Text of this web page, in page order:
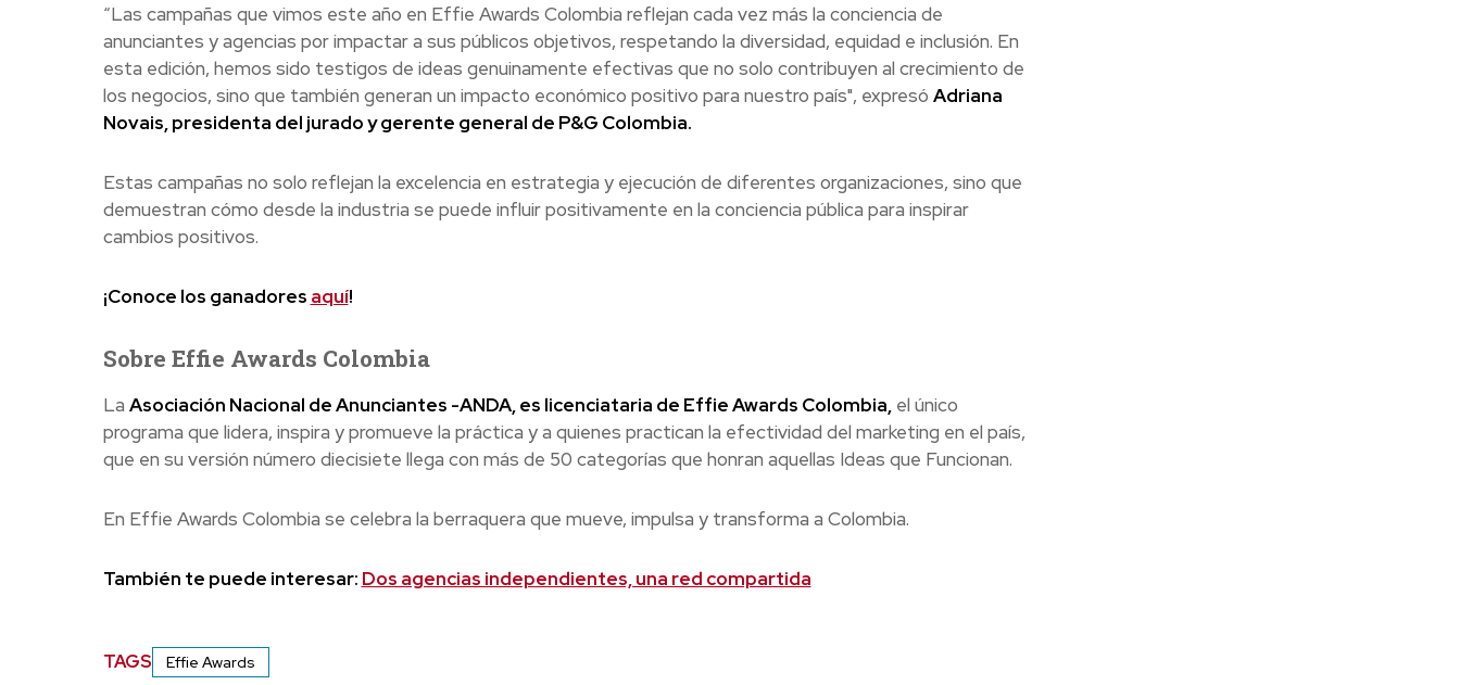
“Las campañas que vimos este año en Effie Awards Colombia reflejan cada vez más la conciencia de
anunciantes y agencias por impactar a sus públicos objetivos, respetando la diversidad, equidad e inclusión. En
esta edición, hemos sido testigos de ideas genuinamente efectivas que no solo contribuyen al crecimiento de
los negocios, sino que también generan un impacto económico positivo para nuestro país", expresó Adriana
Novais, presidenta del jurado y gerente general de P&G Colombia.
Estas campañas no solo reflejan la excelencia en estrategia y ejecución de diferentes organizaciones, sino que
demuestran cómo desde la industria se puede influir positivamente en la conciencia pública para inspirar
cambios positivos.
¡Conoce los ganadores aquí!
Sobre Effie Awards Colombia
La Asociación Nacional de Anunciantes -ANDA, es licenciataria de Effie Awards Colombia,el único
programa que lidera, inspira y promueve la práctica y a quienes practican la efectividad del marketing en el país,
que en su versión número diecisiete llega con más de 50 categorías que honran aquellas Ideas que Funcionan.
En Effie Awards Colombia se celebra la berraquera que mueve, impulsa y transforma a Colombia.
También te puede interesar: Dos agencias independientes, una red compartida
TAGS Effie Awards